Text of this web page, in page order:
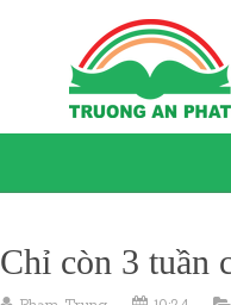
Chỉ còn 3 tuần